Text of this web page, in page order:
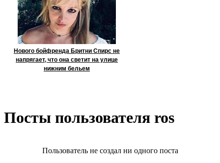
Нового бойфренда Бритни Спирс не
напрягает, что она светит на улице
нижним бельем
Посты пользователя ros
Пользователь не создал ни одного поста